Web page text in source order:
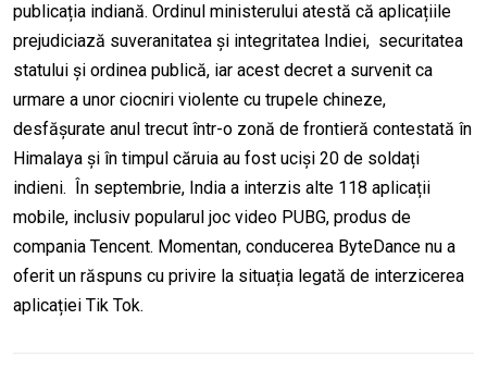
publicația indiană. Ordinul ministerului atestă că aplicațiile
prejudiciază suveranitatea și integritatea Indiei, securitatea
statului și ordinea publică, iar acest decret a survenit ca
urmare a unor ciocniri violente cu trupele chineze,
desfășurate anul trecut într-o zonă de frontieră contestată în
Himalaya și în timpul căruia au fost uciși 20 de soldați
indieni. În septembrie, India a interzis alte 118 aplicații
mobile, inclusiv popularul joc video PUBG, produs de
compania Tencent. Momentan, conducerea ByteDance nu a
oferit un răspuns cu privire la situația legată de interzicerea
aplicației Tik Tok.